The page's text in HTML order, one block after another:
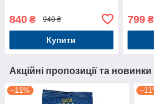
840 ₴ 940 ₴
Купити
799₴
Акційні пропозиції та новинки
–11%